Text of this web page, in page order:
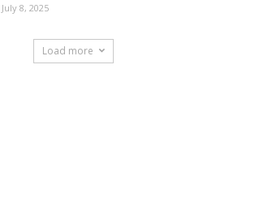
July 8, 2025
Load more